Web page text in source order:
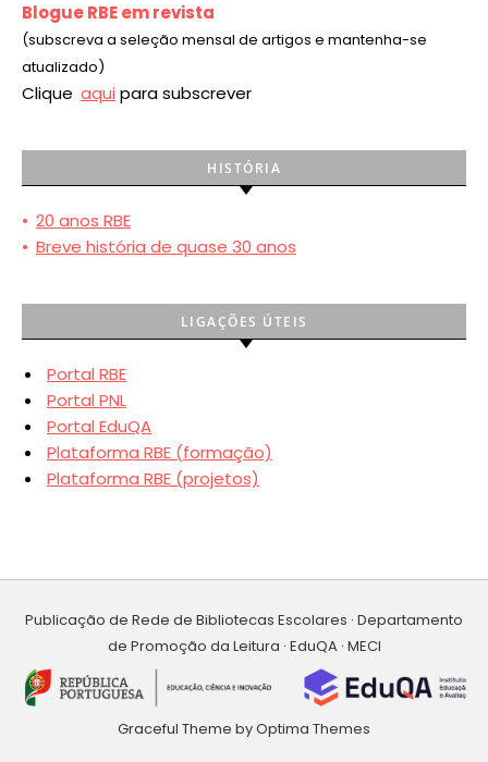
Blogue RBE em revista
(subscreva a seleção mensal de artigos e mantenha-se
atualizado)
Clique aqui para subscrever
HISTÓRIA
• 20 anos RBE
• Breve história de quase 30 anos
LIGAÇÕES ÚTEIS
Portal RBE
Portal PNL
Portal EduQA
Plataforma RBE (formação)
Plataforma RBE (projetos)
Publicação de Rede de Bibliotecas Escolares · Departamento
de Promoção da Leitura · EduQA · MECI
Graceful Theme byOptima Themes